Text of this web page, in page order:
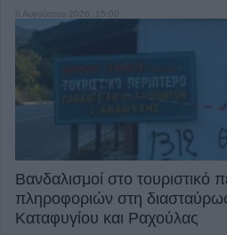
6 Αυγούστου 2026, 15:00
Βανδαλισμοί στο τουριστικό
πληροφοριών στη
Καταφυγίου και Ραχούλας